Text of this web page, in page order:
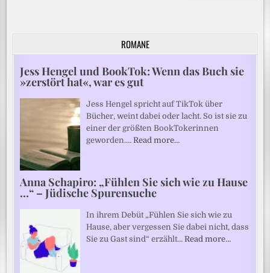
ROMANE
Jess Hengel und BookTok: Wenn das Buch sie
»zerstört hat«, war es gut
Jess Hengel spricht auf TikTok über
Bücher, weint dabei oder lacht. So ist sie zu
einer der größten BookTokerinnen
geworden.…Read more…
Anna Schapiro: „Fühlen Sie sich wie zu Hause
…“ – Jüdische Spurensuche
In ihrem Debüt „Fühlen Sie sich wie zu
Hause, aber vergessen Sie dabei nicht, dass
Sie zu Gast sind“ erzählt…Read more…